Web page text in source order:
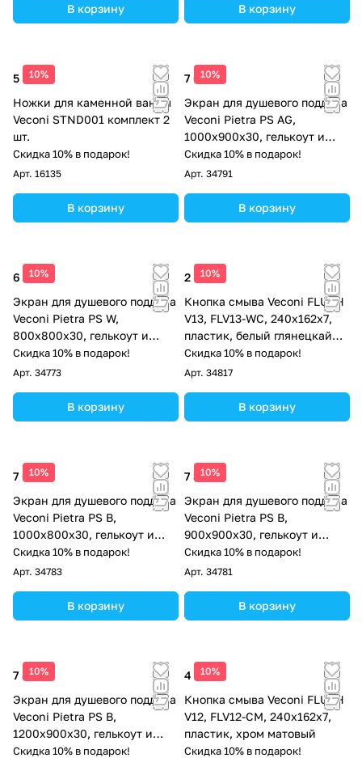
В корзину В корзину
10%
5 903 ₽
Ножки для каменной ванны
Veconi STND001 комплект 2
шт.
Скидка 10% в подарок!
Арт. 16135
В корзину
10%
7 686 ₽
Экран для душевого поддона
Veconi Pietra PS AG,
1000x900x30, гелькоут и
стекловолокно,
антрацитово-серый
Скидка 10% в подарок!
Арт. 34791
В корзину
10%
6 936 ₽
Экран для душевого поддона
Veconi Pietra PS W,
800x800x30, гелькоут и
стекловолокно, белый
Скидка 10% в подарок!
Арт. 34773
В корзину
10%
2 430 ₽
Кнопка смыва Veconi FLUSH
V13, FLV13-WC, 240х162х7,
пластик, белый глянецкайма
- хром глянец
Скидка 10% в подарок!
Арт. 34817
В корзину
10%
7 686 ₽
Экран для душевого поддона
Veconi Pietra PS B,
1000x800x30, гелькоут и
стекловолокно, черный
Скидка 10% в подарок!
Арт. 34783
В корзину
10%
7 311 ₽
Экран для душевого поддона
Veconi Pietra PS B,
900x900x30, гелькоут и
стекловолокно, черный
Скидка 10% в подарок!
Арт. 34781
В корзину
10%
7 873 ₽
Экран для душевого поддона
Veconi Pietra PS B,
1200x900x30, гелькоут и
стекловолокно, черный
Скидка 10% в подарок!
10%
4 513 ₽
Кнопка смыва Veconi FLUSH
V12, FLV12-CM, 240х162х7,
пластик, хром матовый
Скидка 10% в подарок!